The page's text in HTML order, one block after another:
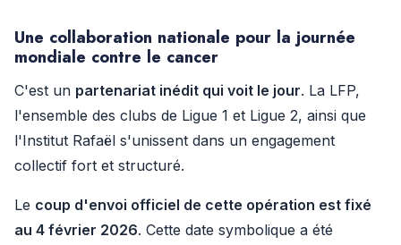
Une collaboration nationale pour la journée
mondiale contre le cancer
C'est un partenariat inédit qui voit le jour. La LFP,
l'ensemble des clubs de Ligue 1 et Ligue 2, ainsi que
l'Institut Rafaël s'unissent dans un engagement
collectif fort et structuré.
Le coup d'envoi officiel de cette opération est fixé
au 4 février 2026. Cette date symbolique a été